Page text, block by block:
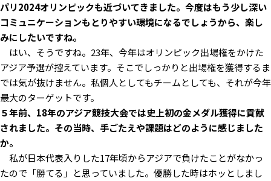
――パリ2024オリンピックも近づいてきました。今度はもう少し深い
コミュニケーションもとりやすい環境になるでしょうから、楽し
みにしたいですね。
はい、そうですね。23年、今年はオリンピック出場権をかけた
アジア予選が控えています。そこでしっかりと出場権を獲得するま
では気が抜けません。私個人としてもチームとしても、それが今年
最大のターゲットです。
――５年前、18年のアジア競技大会では史上初の金メダル獲得に貢献
されました。その当時、手ごたえや課題はどのように感じました
か。
私が日本代表入りした17年頃からアジアで負けたことがなかっ
たので「勝てる」と思っていました。優勝した時はホッとしまし